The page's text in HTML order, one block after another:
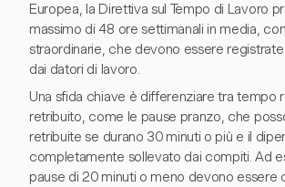
Europea, la Direttiva sul Tempo di Lavoro
massimo di 48 ore settimanali in media,
straordinarie, che devono essere
dai datori di lavoro.
Una sfida chiave è differenziare tra tempo
retribuito, come le pause pranzo, che
retribuite se durano 30 minuti o più e il
completamente sollevato dai compiti. Ad
pause di 20 minuti o meno devono essere